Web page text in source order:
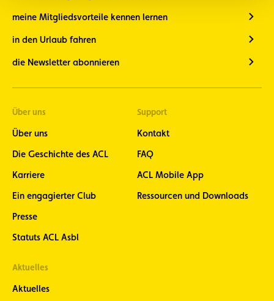
meine Mitgliedsvorteile kennen lernen
in den Urlaub fahren
die Newsletter abonnieren
Über uns
Über uns
Die Geschichte des ACL
Karriere
Ein engagierter Club
Presse
Statuts ACL Asbl
Support
Kontakt
FAQ
ACL Mobile App
Ressourcen und Downloads
Aktuelles
Aktuelles